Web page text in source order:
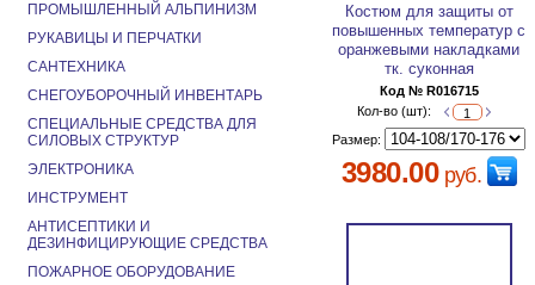
Костюм для защиты от
повышенных температур с
оранжевыми накладками
тк. суконная
Код № R016715
Кол-во (шт):
Размер:
3980.00руб.
ПРОМЫШЛЕННЫЙ АЛЬПИНИЗМ
РУКАВИЦЫ И ПЕРЧАТКИ
САНТЕХНИКА
СНЕГОУБОРОЧНЫЙ ИНВЕНТАРЬ
СПЕЦИАЛЬНЫЕ СРЕДСТВА ДЛЯ
СИЛОВЫХ СТРУКТУР
ЭЛЕКТРОНИКА
ИНСТРУМЕНТ
АНТИСЕПТИКИ И
ДЕЗИНФИЦИРУЮЩИЕ СРЕДСТВА
ПОЖАРНОЕ ОБОРУДОВАНИЕ